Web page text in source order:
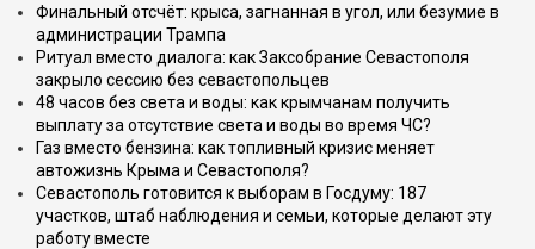
Финальный отсчёт: крыса, загнанная в угол, или безумие в
администрации Трампа
Ритуал вместо диалога: как Заксобрание Севастополя
закрыло сессию без севастопольцев
48 часов без света и воды: как крымчанам получить
выплату за отсутствие света и воды во время ЧС?
Газ вместо бензина: как топливный кризис меняет
автожизнь Крыма и Севастополя?
Севастополь готовится к выборам в Госдуму: 187
участков, штаб наблюдения и семьи, которые делают эту
работу вместе